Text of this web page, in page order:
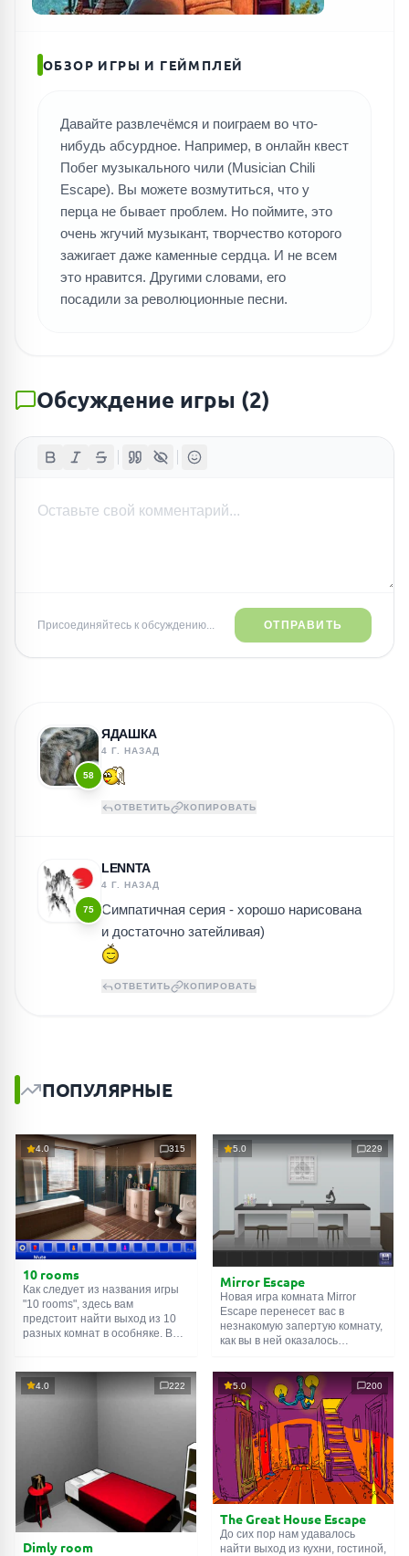
ОБЗОР ИГРЫ И ГЕЙМПЛЕЙ
Давайте развлечёмся и поиграем во что-
нибудь абсурдное. Например, в онлайн квест
Побег музыкального чили (Musician Chili
Escape). Вы можете возмутиться, что у
перца не бывает проблем. Но поймите, это
очень жгучий музыкант, творчество которого
зажигает даже каменные сердца. И не всем
это нравится. Другими словами, его
посадили за революционные песни.
Обсуждение игры (2)
Присоединяйтесь к обсуждению... ОТПРАВИТЬ
58
ЯДАШКА
4 Г. НАЗАД
ОТВЕТИТЬ КОПИРОВАТЬ
75
LENNTA
4 Г. НАЗАД
Симпатичная серия - хорошо нарисована
и достаточно затейливая)
ОТВЕТИТЬ КОПИРОВАТЬ
ПОПУЛЯРНЫЕ
4.0 315
10 rooms
Как следует из названия игры
"10 rooms", здесь вам
предстоит найти выход из 10
разных комнат в особняке. В
их, чтобы выйти. Выход из
одной комнаты является
5.0 229
Mirror Escape
Новая игра комната Mirror
Escape перенесет вас в
незнакомую запертую комнату,
как вы в ней оказалось
смекалки попробуйте решить
все, приготовленные авторами
для вас, головоломки и найти
выход на свободу.
Внимательно осмотрите
помещение, возможно вы
сможете найти какие-нибудь
подсказки. Желаем удачи!
4.0 222
Dimly room
5.0 200
The Great House Escape
До сих пор нам удавалось
найти выход из кухни, гостиной,